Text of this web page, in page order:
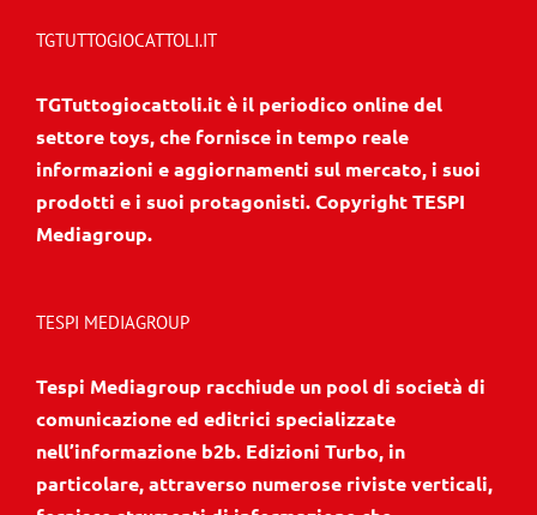
TGTUTTOGIOCATTOLI.IT
TGTuttogiocattoli.it è il periodico online del
settore toys, che fornisce in tempo reale
informazioni e aggiornamenti sul mercato, i suoi
prodotti e i suoi protagonisti. Copyright TESPI
Mediagroup.
TESPI MEDIAGROUP
Tespi Mediagroup racchiude un pool di società di
comunicazione ed editrici specializzate
nell’informazione b2b. Edizioni Turbo, in
particolare, attraverso numerose riviste verticali,